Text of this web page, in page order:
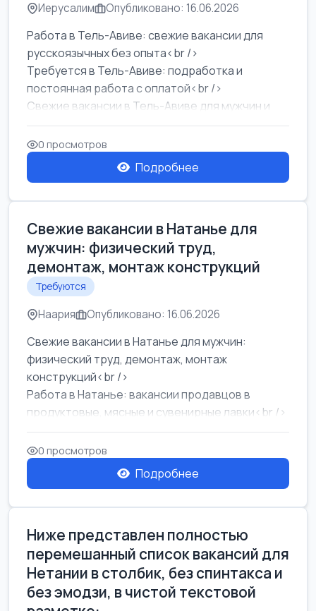
Иерусалим Опубликовано: 16.06.2026
Работа в Тель-Авиве: свежие вакансии для
русскоязычных без опыта<br />
Требуется в Тель-Авиве: подработка и
постоянная работа с оплатой<br />
Свежие вакансии в Тель-Авиве для мужчин и
женщин от хозя...
0 просмотров
Подробнее
Свежие вакансии в Натанье для
мужчин: физический труд,
демонтаж, монтаж конструкций
Требуются
Наария Опубликовано: 16.06.2026
Свежие вакансии в Натанье для мужчин:
физический труд, демонтаж, монтаж
конструкций<br />
Работа в Натанье: вакансии продавцов в
продуктовые, мясные и сувенирные лавки<br />
Разнорабочий на сборку м...
0 просмотров
Подробнее
Ниже представлен полностью
перемешанный список вакансий для
Нетании в столбик, без спинтакса и
без эмодзи, в чистой текстовой